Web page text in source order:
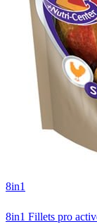
8in1
8in1 Fillets pro